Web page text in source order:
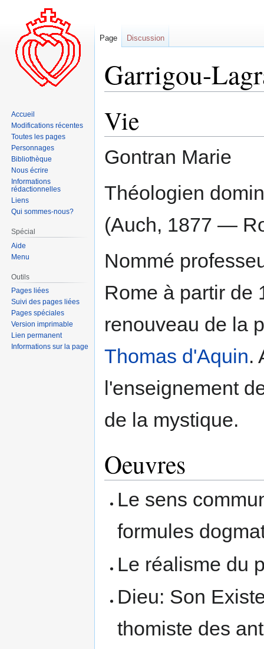
Garrigou-
la
navigation
la
recherche
Vie
Gontran Marie
Théologien
(Auch, 1877 —
Nommé
Rome à partir de
renouveau de la
Thomas d'Aquin.
l'enseignement
de la mystique.
Oeuvres
Le sens
formules
Le réalisme du
Dieu: Son
thomiste des
Page Discussion
Accueil
Modifications récentes
Toutes les pages
Personnages
Bibliothèque
Nous écrire
Informations
rédactionnelles
Liens
Qui sommes-nous?
Spécial
Aide
Menu
Outils
Pages liées
Suivi des pages liées
Pages spéciales
Version imprimable
Lien permanent
Informations sur la page